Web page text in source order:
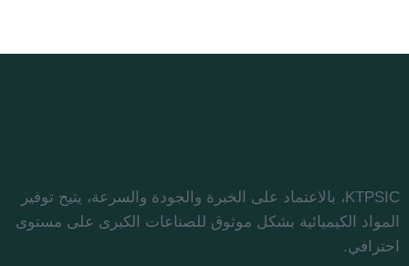
KTPSIC، بالاعتماد على الخبرة والجودة والسرعة، يتيح توفير
المواد الكيميائية بشكل موثوق للصناعات الكبرى على مستوى
احترافي.